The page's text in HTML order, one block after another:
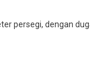
persegi, dengan